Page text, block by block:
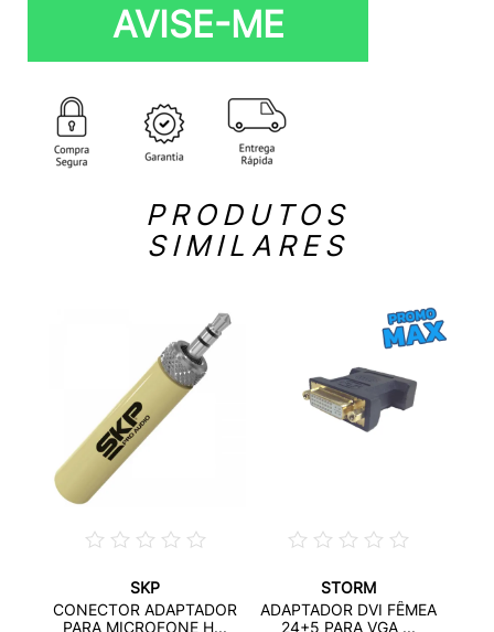
AVISE-ME
PRODUTOS
SIMILARES
SKP
CONECTOR ADAPTADOR
PARA MICROFONE H...
STORM
ADAPTADOR DVI FÊMEA
24+5 PARA VGA ...